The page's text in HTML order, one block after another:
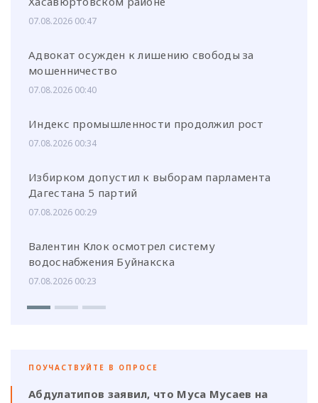
07.08.2026 00:47
Адвокат осужден к лишению свободы за
мошенничество
07.08.2026 00:40
Индекс промышленности продолжил рост
07.08.2026 00:34
Избирком допустил к выборам парламента
Дагестана 5 партий
07.08.2026 00:29
Валентин Клок осмотрел систему
водоснабжения Буйнакска
07.08.2026 00:23
ПОУЧАСТВУЙТЕ В ОПРОСЕ
Абдулатипов заявил, что Муса Мусаев на